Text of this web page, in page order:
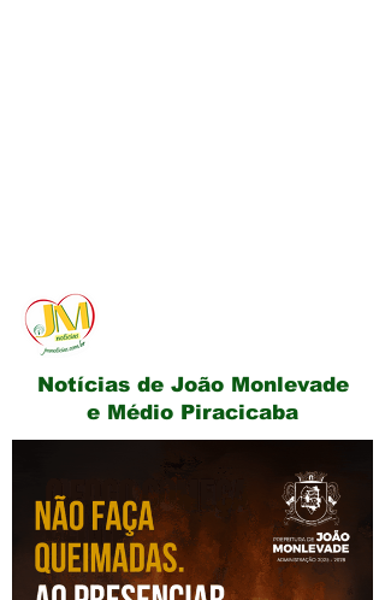
Notícias de João Monlevade
e Médio Piracicaba